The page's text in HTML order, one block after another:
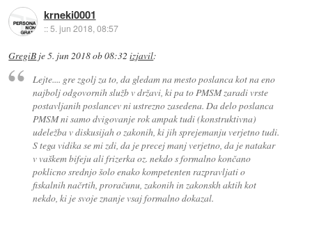
krneki0001
::5. jun 2018, 08:57
GregiB je5. jun 2018 ob 08:32 izjavil:
Lejte.... gre zgolj za to, da gledam na mesto poslanca kot na eno
najbolj odgovornih služb v državi, ki pa to PMSM zaradi vrste
postavljanih poslancev ni ustrezno zasedena. Da delo poslanca
PMSM ni samo dvigovanje rok ampak tudi (konstruktivna)
udeležba v diskusijah o zakonih, ki jih sprejemanju verjetno tudi.
S tega vidika se mi zdi, da je precej manj verjetno, da je natakar
v vaškem bifeju ali frizerka oz. nekdo s formalno končano
poklicno srednjo šolo enako kompetenten razpravljati o
fiskalnih načrtih, proračunu, zakonih in zakonskh aktih kot
nekdo, ki je svoje znanje vsaj formalno dokazal.